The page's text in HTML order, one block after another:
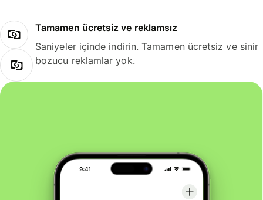
Tamamen ücretsiz ve reklamsız
Saniyeler içinde indirin. Tamamen ücretsiz ve sinir
bozucu reklamlar yok.